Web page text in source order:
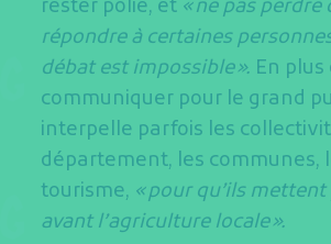
rester polie, et « ne pas perdre
répondre à certaines
débat est impossible ». En plus
communiquer pour le grand
interpelle parfois les
département, les communes,
tourisme, « pour qu’ils
avant l’agriculture locale ».